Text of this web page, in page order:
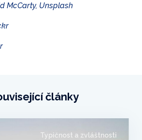
McCarty, Unsplash
články
Typičnost a zvláštnosti